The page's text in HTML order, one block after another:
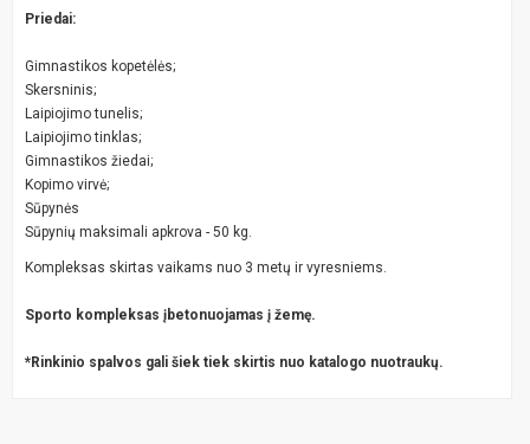
Priedai:
Gimnastikos kopetėlės;
Skersninis;
Laipiojimo tunelis;
Laipiojimo tinklas;
Gimnastikos žiedai;
Kopimo virvė;
Sūpynės
Sūpynių maksimali apkrova - 50 kg.
Kompleksas skirtas vaikams nuo 3 metų ir vyresniems.
Sporto kompleksas įbetonuojamas į žemę.
*Rinkinio spalvos gali šiek tiek skirtis nuo katalogo nuotraukų.